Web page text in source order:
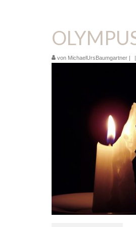
von MichaelUrsBaumgartner | |